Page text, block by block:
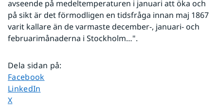
avseende på medeltemperaturen i januari att öka och
på sikt är det förmodligen en tidsfråga innan maj 1867
varit kallare än de varmaste december-, januari- och
februarimånaderna i Stockholm…".
Dela sidan på:
Dela sidan på
Facebook
Dela sidan på
LinkedIn
Dela sidan på
X